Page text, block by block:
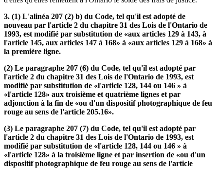
3. (1) L'alinéa 207 (2) b) du Code, tel qu'il est adopté de
nouveau par l'article 2 du chapitre 31 des Lois de l'Ontario de
1993, est modifié par substitution de «aux articles 129 à 143, à
l'article 145, aux articles 147 à 168» à «aux articles 129 à 168» à
la première ligne.
(2) Le paragraphe 207 (6) du Code, tel qu'il est adopté par
l'article 2 du chapitre 31 des Lois de l'Ontario de 1993, est
modifié par substitution de «l'article 128, 144 ou 146 » à
«l'article 128» aux troisième et quatrième lignes et par
adjonction à la fin de «ou d'un dispositif photographique de feu
rouge au sens de l'article 205.16».
(3) Le paragraphe 207 (7) du Code, tel qu'il est adopté par
l'article 2 du chapitre 31 des Lois de l'Ontario de 1993, est
modifié par substitution de «l'article 128, 144 ou 146 » à
«l'article 128» à la troisième ligne et par insertion de «ou d'un
dispositif photographique de feu rouge au sens de l'article